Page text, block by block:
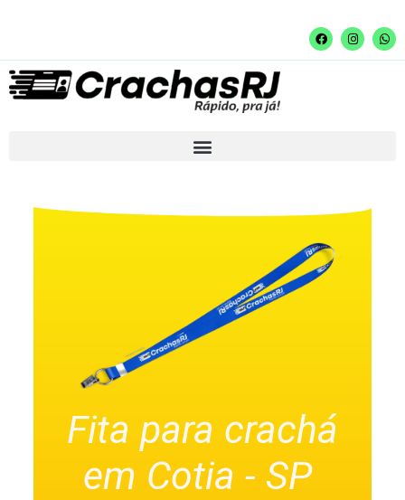
Fita para crachá
em Cotia - SP